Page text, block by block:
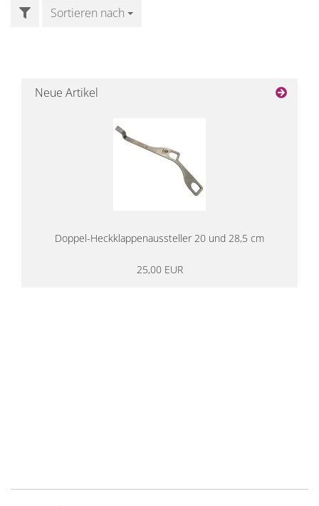
FILTERSortieren nach
Sortieren nach
Neue Artikel
Doppel-Heckklappenaussteller 20 und 28,5 cm
25,00 EUR